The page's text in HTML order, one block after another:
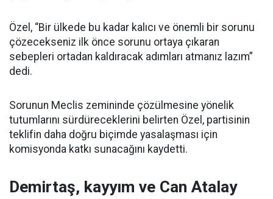
Özel, “Bir ülkede bu kadar kalıcı ve önemli bir sorunu
çözecekseniz ilk önce sorunu ortaya çıkaran
sebepleri ortadan kaldıracak adımları atmanız lazım”
dedi.
Sorunun Meclis zemininde çözülmesine yönelik
tutumlarını sürdüreceklerini belirten Özel, partisinin
teklifin daha doğru biçimde yasalaşması için
komisyonda katkı sunacağını kaydetti.
Demirtaş, kayyım ve Can Atalay